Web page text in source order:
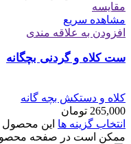
مقایسه
مشاهده سریع
افزودن به علاقه مندی
ست کلاه و گردنی بچگانه
کلاه و دستکش بچه گانه
265,000 تومان
انتخاب گزینه ها این محصول
ممکن است در صفحه